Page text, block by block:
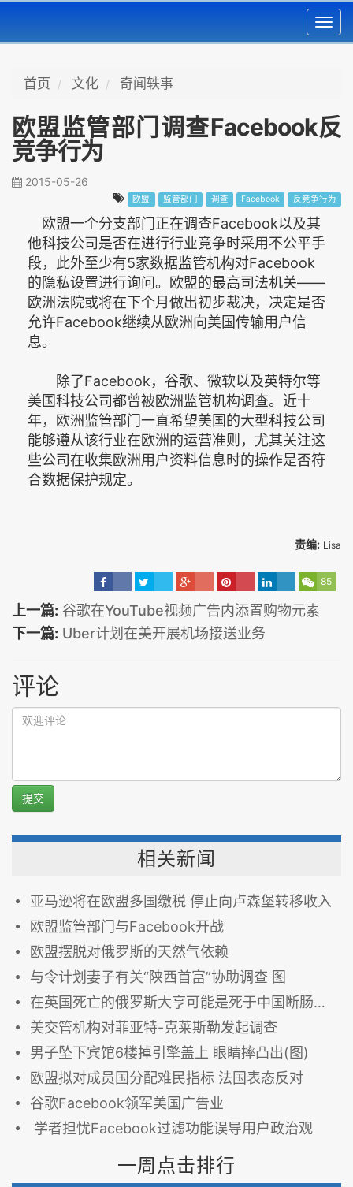
首页 文化 奇闻轶事
欧盟监管部门调查Facebook反
竞争行为
2015-05-26
欧盟 监管部门 调查 Facebook 反竞争行为
欧盟一个分支部门正在调查Facebook以及其
他科技公司是否在进行行业竞争时采用不公平手
段，此外至少有5家数据监管机构对Facebook
的隐私设置进行询问。欧盟的最高司法机关——
欧洲法院或将在下个月做出初步裁决，决定是否
允许Facebook继续从欧洲向美国传输用户信
息。
除了Facebook，谷歌、微软以及英特尔等
美国科技公司都曾被欧洲监管机构调查。近十
年，欧洲监管部门一直希望美国的大型科技公司
能够遵从该行业在欧洲的运营准则，尤其关注这
些公司在收集欧洲用户资料信息时的操作是否符
合数据保护规定。
责编: Lisa
85
上一篇: 谷歌在YouTube视频广告内添置购物元素
下一篇: Uber计划在美开展机场接送业务
评论
提交
相关新闻
亚马逊将在欧盟多国缴税 停止向卢森堡转移收入
欧盟监管部门与Facebook开战
欧盟摆脱对俄罗斯的天然气依赖
与令计划妻子有关“陕西首富”协助调查 图
在英国死亡的俄罗斯大亨可能是死于中国断肠草 图
美交管机构对菲亚特-克莱斯勒发起调查
男子坠下宾馆6楼掉引擎盖上 眼睛摔凸出(图)
欧盟拟对成员国分配难民指标 法国表态反对
谷歌Facebook领军美国广告业
学者担忧Facebook过滤功能误导用户政治观
一周点击排行